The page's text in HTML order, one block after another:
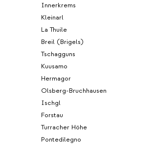
Innerkrems
Kleinarl
La Thuile
Breil (Brigels)
Tschagguns
Kuusamo
Hermagor
Olsberg-Bruchhausen
Ischgl
Forstau
Turracher Höhe
Pontedilegno